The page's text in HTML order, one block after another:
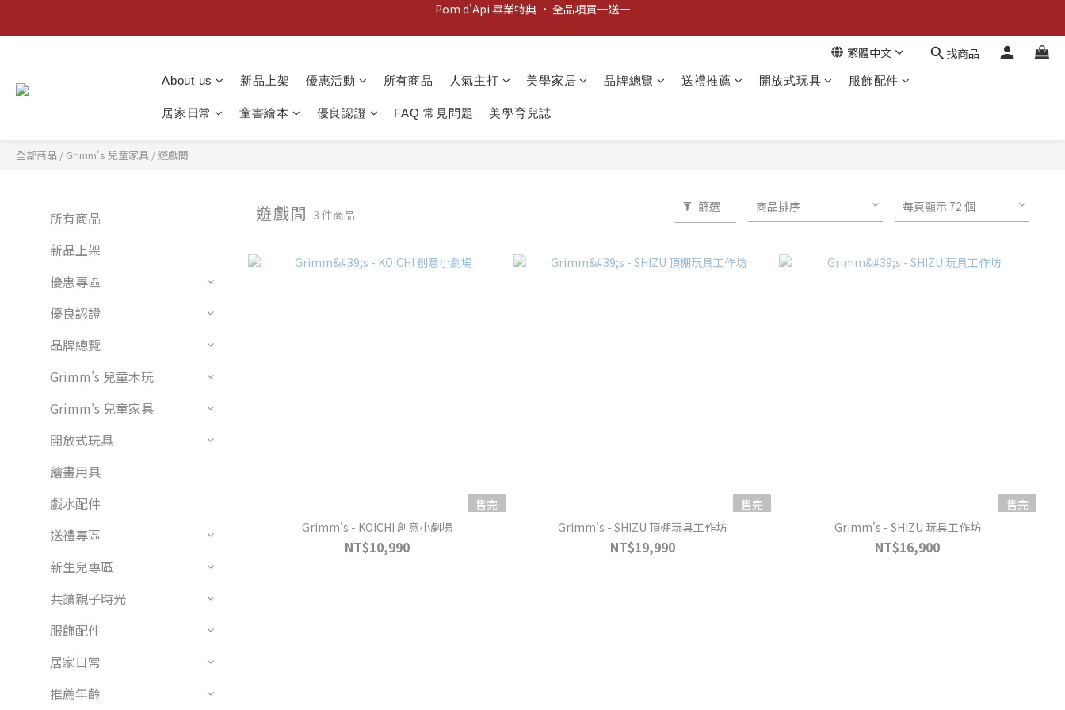
新客歡迎禮：輸入 "welcome10" 享首單九折！
新客歡迎禮：輸入 "welcome10" 享首單九折！
繁體中文
找商品
About us 新品上架 優惠活動 所有商品 人氣主打 美學家居 品牌總覽 送禮推薦 開放式玩具 服飾配件
居家日常 童書繪本 優良認證 FAQ 常見問題 美學育兒誌
全部商品 / Grimm's 兒童家具 / 遊戲間
所有商品
新品上架
優惠專區
優良認證
品牌總覽
Grimm's 兒童木玩
Grimm's 兒童家具
開放式玩具
繪畫用具
戲水配件
送禮專區
新生兒專區
共讀親子時光
服飾配件
居家日常
推薦年齡
遊戲間 3 件商品
篩選 商品排序 每頁顯示 72 個
售完
Grimm's - KOICHI 創意小劇場
NT$10,990
售完
Grimm's - SHIZU 頂棚玩具工作坊
NT$19,990
售完
Grimm's - SHIZU 玩具工作坊
NT$16,900